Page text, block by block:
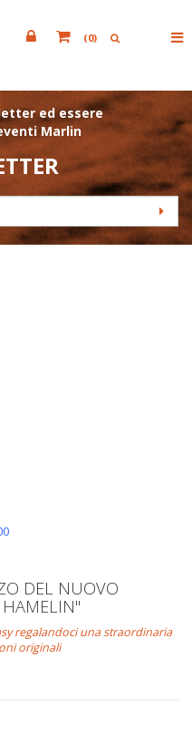
(0)
ed essere
Marlin
DEL NUOVO
regalandoci una straordinaria
originali